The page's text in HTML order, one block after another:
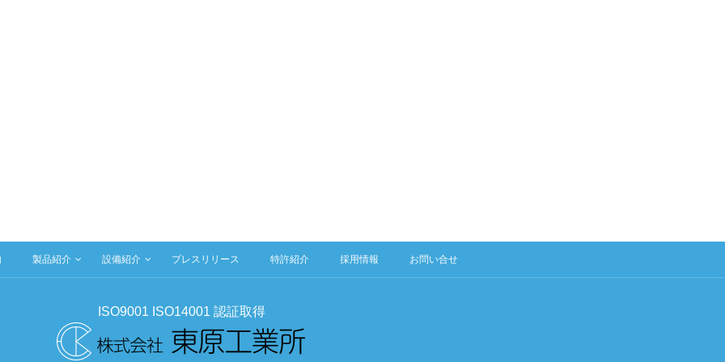
製品紹介 設備紹介 プレスリリース 特許紹介 採用情報 お問い合せ
ISO9001 ISO14001 認証取得